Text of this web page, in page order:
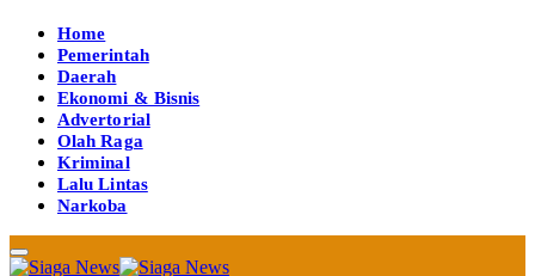
Home
Pemerintah
Daerah
Ekonomi & Bisnis
Advertorial
Olah Raga
Kriminal
Lalu Lintas
Narkoba